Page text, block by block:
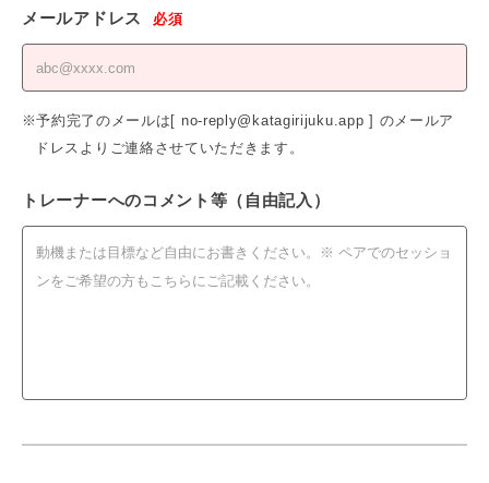
メールアドレス 必須
※予約完了のメールは[ no-reply@katagirijuku.app ] のメールア
ドレスよりご連絡させていただきます。
トレーナーへのコメント等（自由記入）